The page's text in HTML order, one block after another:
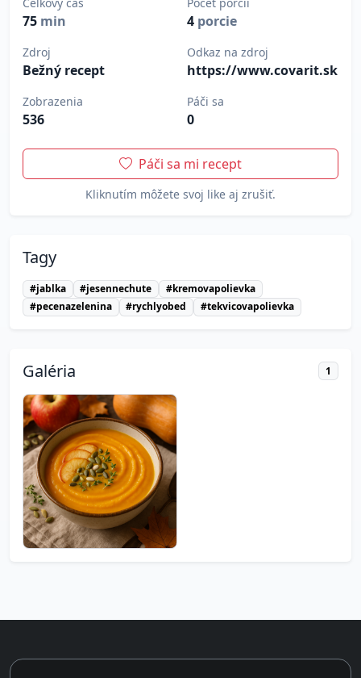
75 min 4 porcie
Zdroj
Bežný recept
Odkaz na zdroj
https://www.covarit.sk
Zobrazenia
536
Páči sa
0
Páči sa mi recept
Kliknutím môžete svoj like aj zrušiť.
Tagy
#jablka #jesennechute
#kremovapolievka
#pecenazelenina
#rychlyobed #tekvicovapolievka
Galéria 1